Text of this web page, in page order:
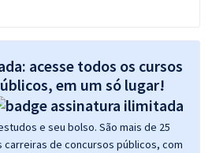
acesse todos os cursos
em um só lugar!
e seu bolso. São mais de 25
carreiras de concursos públicos, com